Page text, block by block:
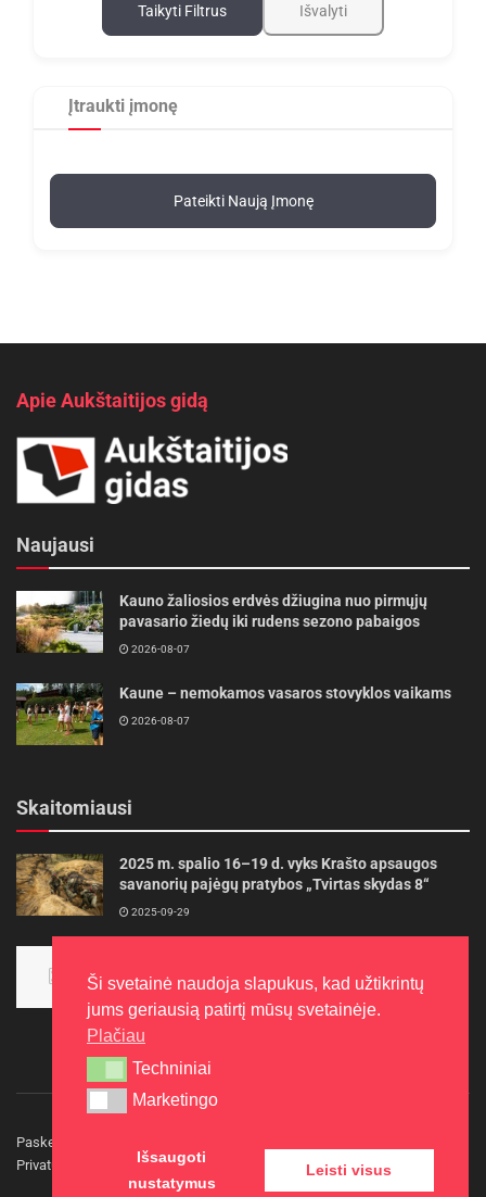
Taikyti Filtrus Išvalyti
Įtraukti įmonę
Pateikti Naują Įmonę
Apie Aukštaitijos gidą
Naujausi
Kauno žaliosios erdvės džiugina nuo pirmųjų
pavasario žiedų iki rudens sezono pabaigos
2026-08-07
Kaune – nemokamos vasaros stovyklos vaikams
2026-08-07
Skaitomiausi
2025 m. spalio 16–19 d. vyks Krašto apsaugos
savanorių pajėgų pratybos „Tvirtas skydas 8“
2025-09-29
aukso
2015-10-30
Paskelbkite naujieną
Privatumo politika
Kontaktai
Ši svetainė naudoja slapukus, kad užtikrintų
jums geriausią patirtį mūsų svetainėje.
Plačiau
Techniniai
Techniniai
Marketingo
Marketingo
Išsaugoti
nustatymus
Leisti visus